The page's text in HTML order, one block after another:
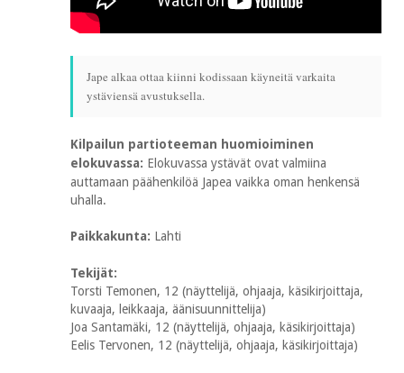
Jape alkaa ottaa kiinni kodissaan käyneitä varkaita
ystäviensä avustuksella.
Kilpailun partioteeman huomioiminen
elokuvassa: Elokuvassa ystävät ovat valmiina
auttamaan päähenkilöä Japea vaikka oman henkensä
uhalla.
Paikkakunta: Lahti
Tekijät:
Torsti Temonen, 12 (näyttelijä, ohjaaja, käsikirjoittaja,
kuvaaja, leikkaaja, äänisuunnittelija)
Joa Santamäki, 12 (näyttelijä, ohjaaja, käsikirjoittaja)
Eelis Tervonen, 12 (näyttelijä, ohjaaja, käsikirjoittaja)